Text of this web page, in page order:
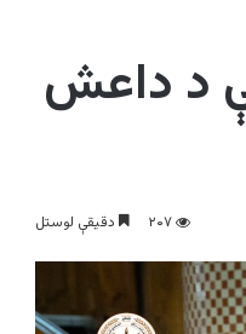
د داعش
۲۰۷ دقیقې لوستل